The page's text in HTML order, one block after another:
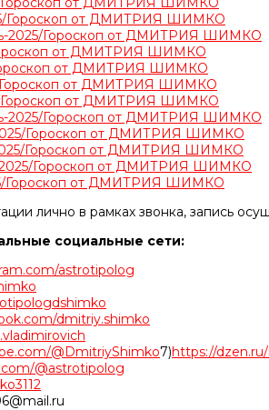
Гороскоп от ДМИТРИЯ ШИМКО
2025/Гороскоп от ДМИТРИЯ ШИМКО
от ДМИТРИЯ ШИМКО
от ДМИТРИЯ ШИМКО
Гороскоп от ДМИТРИЯ ШИМКО
Гороскоп от ДМИТРИЯ ШИМКО
2025/Гороскоп от ДМИТРИЯ ШИМКО
Гороскоп от ДМИТРИЯ ШИМКО
Гороскоп от ДМИТРИЯ ШИМКО
Гороскоп от ДМИТРИЯ ШИМКО
Гороскоп от ДМИТРИЯ ШИМКО
лично в рамках звонка, запись
социальные сети:
astrotipolog
dmitriy.shimko
@DmitriyShimko7)https://
@astrotipolog